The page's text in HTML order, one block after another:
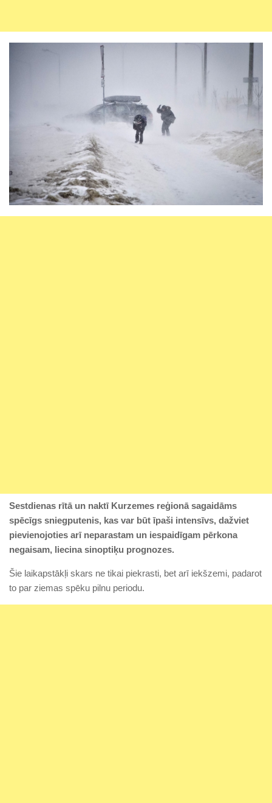
Sestdienas rītā un naktī Kurzemes reģionā sagaidāms
spēcīgs sniegputenis, kas var būt īpaši intensīvs, dažviet
pievienojoties arī neparastam un iespaidīgam pērkona
negaisam, liecina sinoptiķu prognozes.
Šie laikapstākļi skars ne tikai piekrasti, bet arī iekšzemi, padarot
to par ziemas spēku pilnu periodu.